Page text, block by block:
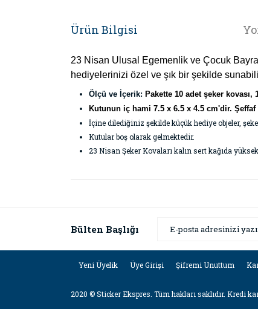
Ürün Bilgisi
23 Nisan Ulusal Egemenlik ve Çocuk
hediyelerinizi özel ve şık bir şekilde
Ölçü ve İçerik: Pakette 10 adet şeker
Kutunun iç hami 7.5 x 6.5 x 4.5 cm'dir. Şeffaf
İçine dilediğiniz şekilde küçük hediye objeler,
Kutular boş olarak gelmektedir.
23 Nisan Şeker Kovaları kalın sert kağıda yüksek
Ürün resmi kalitesiz, bozuk veya
Ürün bilgilerinde hatalar bulunuyor.
Bu ürüne benzer farklı alternatifler olmalı.
Bülten Başlığı
Yeni Üyelik Üye Girişi Şifremi Unuttum
2020 © Sticker Ekspres. Tüm hakları saklıdır. Kredi